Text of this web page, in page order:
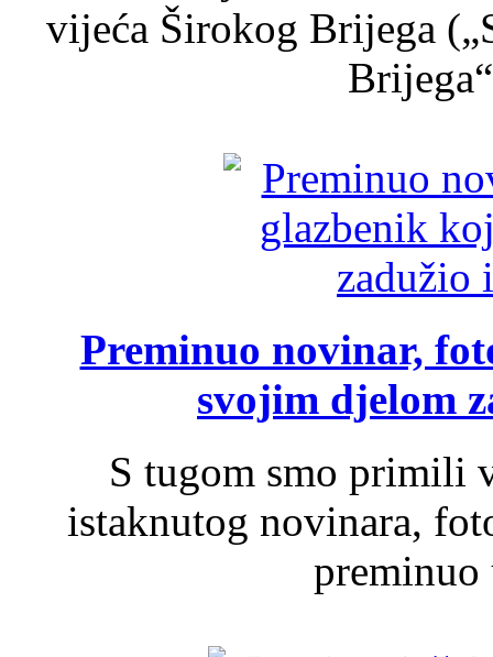
vijeća Širokog Brijega
Preminuo novinar,
svojim djelom
S tugom smo primili
istaknutog novinara,